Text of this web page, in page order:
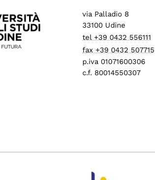
via Palladio 8
33100 Udine
tel +39 0432 556111
fax +39 0432 507715
p.iva 01071600306
c.f. 80014550307